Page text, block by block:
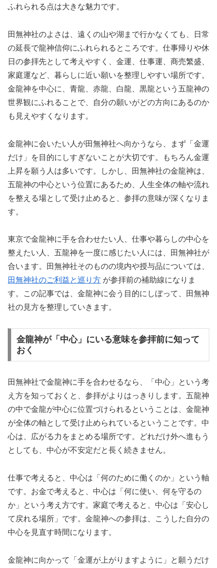
ふれられる点は大きな魅力です。
田無神社のよさは、遠くの山や湖まで行かなくても、日常
の延長で龍神信仰にふれられるところです。仕事帰りや休
日の参拝先として考えやすく、金運、仕事運、商売繁盛、
家庭運など、暮らしに近い願いを整理しやすい場所です。
金龍神を中心に、青龍、赤龍、白龍、黒龍という五龍神の
世界観にふれることで、自分の願いがどの方向にあるのか
も見えやすくなります。
金龍神に会いたい人が田無神社へ向かうなら、まず「金運
だけ」を目的にしすぎないことが大切です。もちろん金運
上昇を願う人は多いです。しかし、田無神社の金龍神は、
五龍神の中心という位置にあるため、人生全体の軸や流れ
を整える場として受け止めると、参拝の意味が深くなりま
す。
東京で金龍神に手を合わせたい人、仕事や暮らしの中心を
整えたい人、五龍神を一度に感じたい人には、田無神社が
合います。田無神社そのものの境内や授与品については、
田無神社のご利益と巡り方 が参拝前の補助線になりま
す。この記事では、金龍神に会う目的にしぼって、田無神
社の見方を整理していきます。
金龍神が「中心」にいる意味を参拝前に知って
おく
田無神社で金龍神に手を合わせるなら、「中心」という考
え方を知っておくと、参拝がよりはっきりします。五龍神
の中で金龍が中心に位置づけられるということは、金龍神
が全体の軸として受け止められているということです。中
心は、広がる力をまとめる場所です。どれだけ外へ進もう
としても、中心が不安定だと長く続きません。
仕事で考えると、中心は「何のために働くのか」という軸
です。お金で考えると、中心は「何に使い、何を守るの
か」という考え方です。家庭で考えると、中心は「安心し
て戻れる場所」です。金龍神への参拝は、こうした自分の
中心を見直す時間になります。
金龍神に向かって「金運が上がりますように」と願うだけ